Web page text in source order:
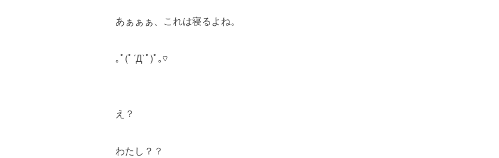
あぁぁぁ、これは寝るよね。
｡ﾟ(ﾟ´Д`ﾟ)ﾟ｡♡
え？
わたし？？